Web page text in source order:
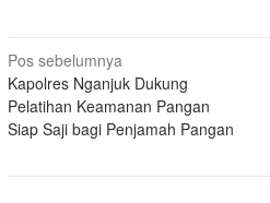
Navigasi
pos
Pos sebelumnya
Kapolres Nganjuk Dukung
Pelatihan Keamanan Pangan
Siap Saji bagi Penjamah Pangan